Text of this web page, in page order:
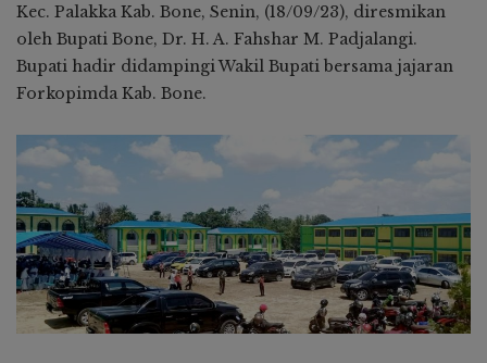
Kec. Palakka Kab. Bone, Senin, (18/09/23), diresmikan
oleh Bupati Bone, Dr. H. A. Fahshar M. Padjalangi.
Bupati hadir didampingi Wakil Bupati bersama jajaran
Forkopimda Kab. Bone.